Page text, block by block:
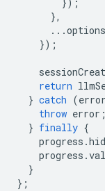
});
},
...options
});
return
} catch (error
throw error ;
} finally {
progress .
progress .
}
};